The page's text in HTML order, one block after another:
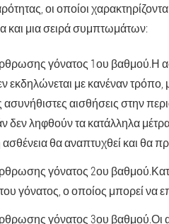
οι οποίοι
και μια σειρά συμπτωμάτων:
γόνατος 1ου βαθμού.Η
εκδηλώνεται με κανέναν τρόπο,
ασυνήθιστες αισθήσεις στην
δεν ληφθούν τα κατάλληλα
θα αναπτυχθεί και θα
γόνατος 2ου βαθμού.
γόνατος, ο οποίος μπορεί να
γόνατος 3ου βαθμού.Οι